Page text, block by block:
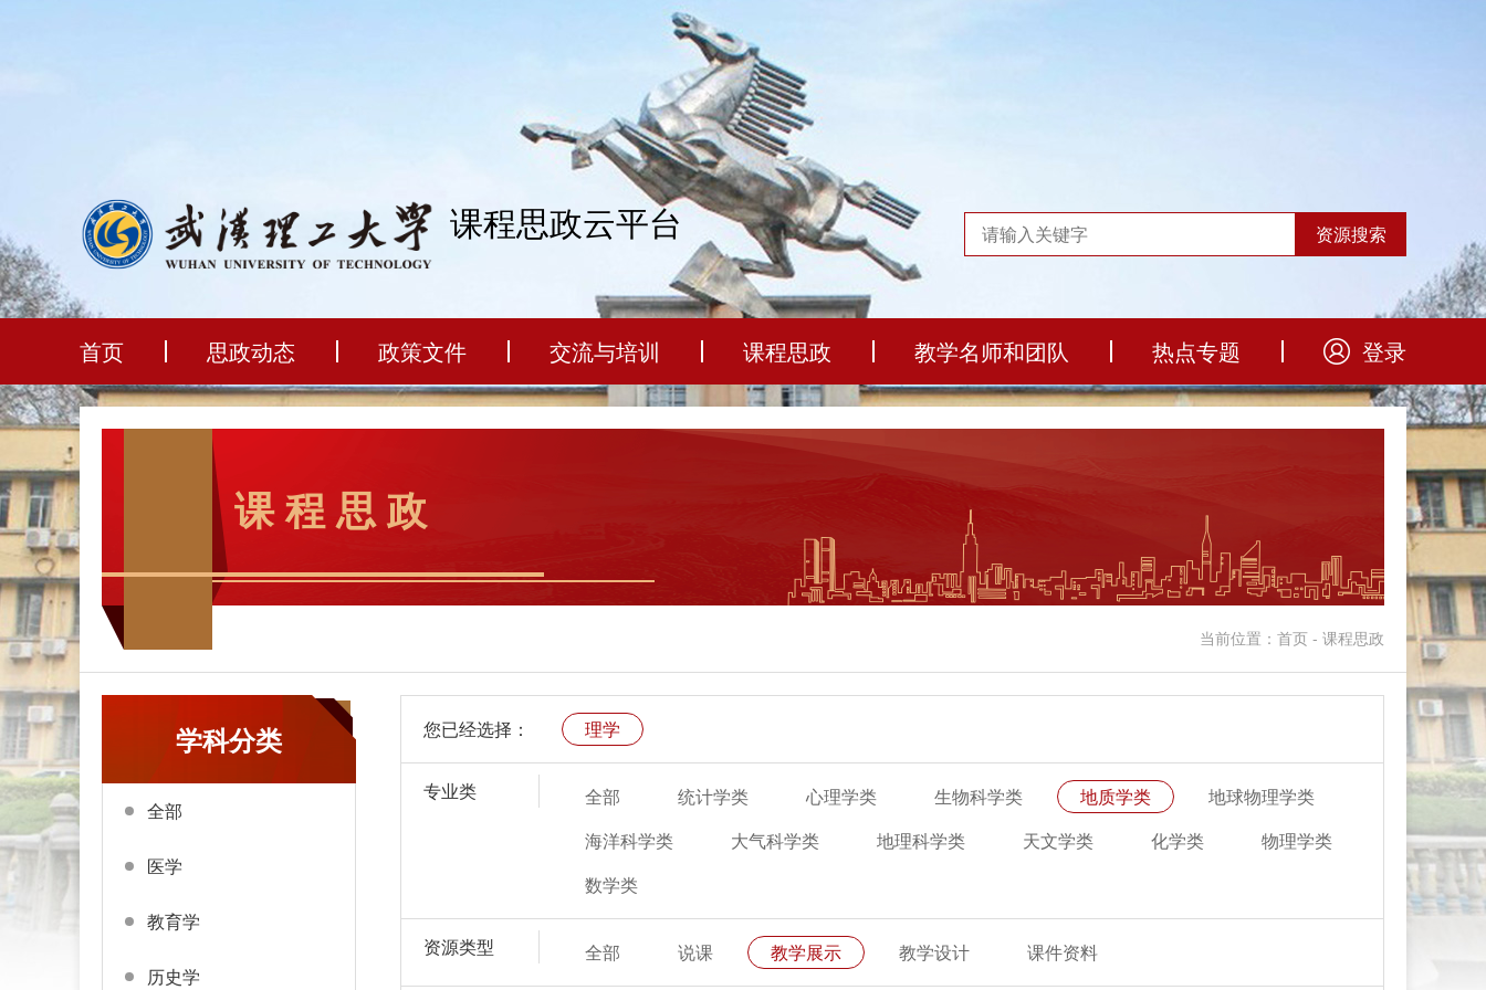
课程思政云平台
首页 思政动态 政策文件 交流与培训 课程思政 教学名师和团队 热点专题 登录
课 程 思 政
当前位置：首页 - 课程思政
学科分类
全部
医学
教育学
历史学
您已经选择： 理学
专业类 全部 统计学类 心理学类 生物科学类 地质学类
地球物理学类
海洋科学类
大气科学类 地理科学类 天文学类 化学类
物理学类
数学类
资源类型 全部 说课 教学展示 教学设计 课件资料